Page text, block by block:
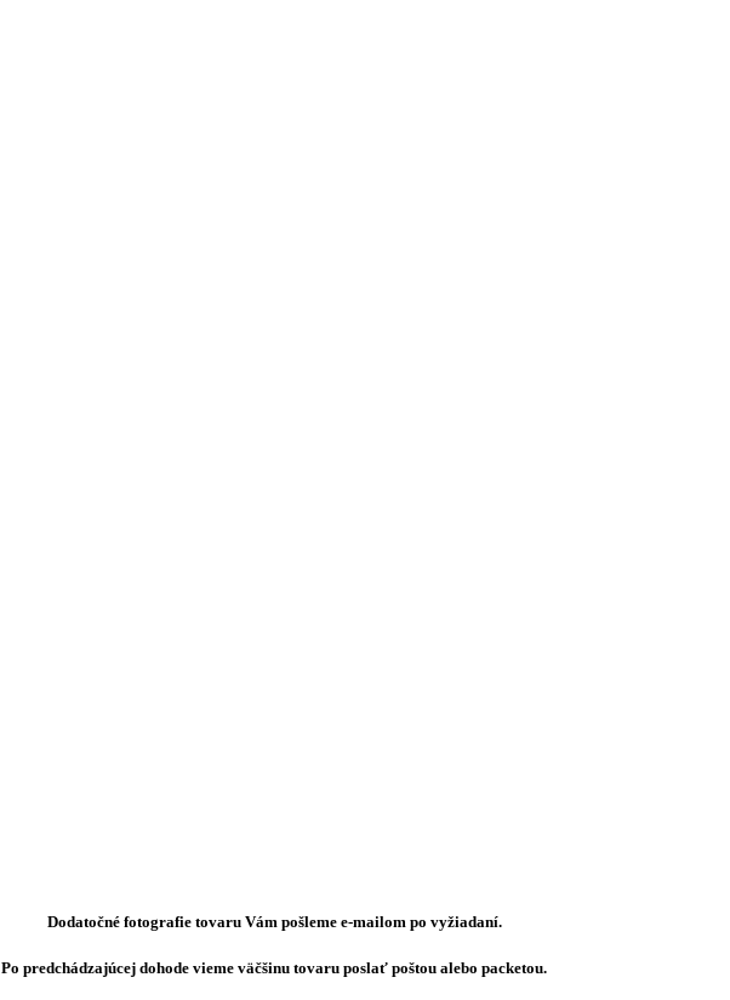
Dodatočné fotografie tovaru Vám pošleme e-mailom po vyžiadaní.
Po predchádzajúcej dohode vieme väčšinu tovaru poslať poštou alebo packetou.